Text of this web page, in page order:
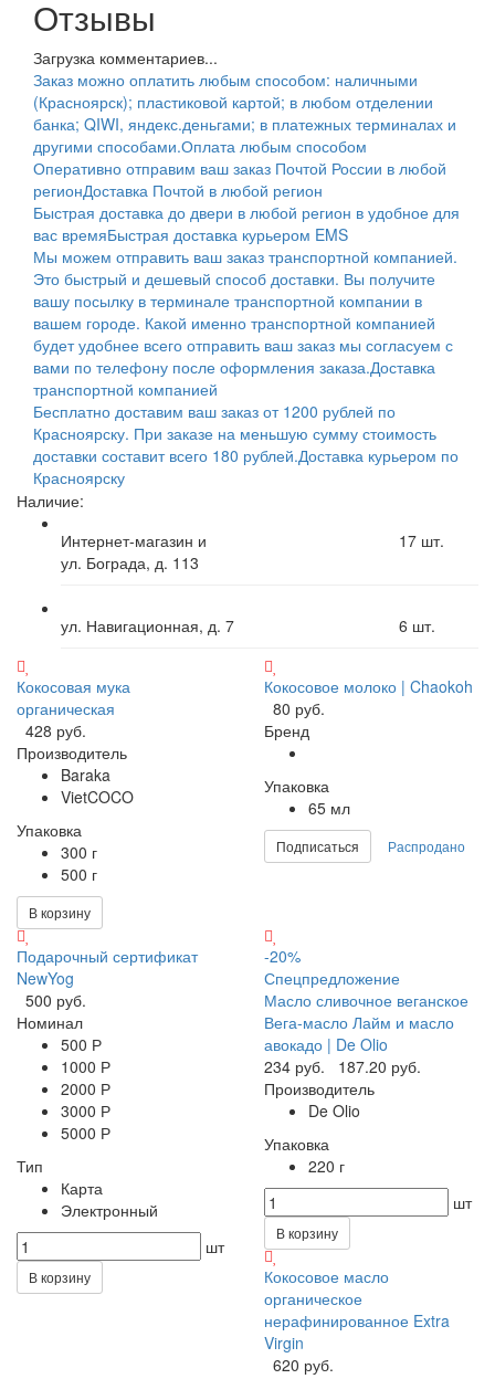
Отзывы
Загрузка комментариев...
Заказ можно оплатить любым способом: наличными
(Красноярск); пластиковой картой; в любом отделении
банка; QIWI, яндекс.деньгами; в платежных терминалах и
другими способами.Оплата любым способом
Оперативно отправим ваш заказ Почтой России в любой
регионДоставка Почтой в любой регион
Быстрая доставка до двери в любой регион в удобное для
вас времяБыстрая доставка курьером EMS
Мы можем отправить ваш заказ транспортной компанией.
Это быстрый и дешевый способ доставки. Вы получите
вашу посылку в терминале транспортной компании в
вашем городе. Какой именно транспортной компанией
будет удобнее всего отправить ваш заказ мы согласуем с
вами по телефону после оформления заказа.Доставка
транспортной компанией
Бесплатно доставим ваш заказ от 1200 рублей по
Красноярску. При заказе на меньшую сумму стоимость
доставки составит всего 180 рублей.Доставка курьером по
Красноярску
Наличие:
Интернет-магазин и
ул. Бограда, д. 113
17 шт.
ул. Навигационная, д. 7 6 шт.
Кокосовая мука
органическая
428 руб.
Производитель
Baraka
VietCOCO
Упаковка
300 г
500 г
В корзину
Кокосовое молоко | Chaokoh
80 руб.
Бренд
Упаковка
65 мл
Подписаться Распродано
Подарочный сертификат
NewYog
500 руб.
Номинал
500 Р
1000 Р
2000 Р
3000 Р
5000 Р
Тип
Карта
Электронный
шт
В корзину
-20%
Спецпредложение
Масло сливочное веганское
Вега-масло Лайм и масло
авокадо | De Olio
234 руб.
187.20 руб.
Производитель
De Olio
Упаковка
220 г
шт
В корзину
Кокосовое масло
органическое
нерафинированное Extra
Virgin
620 руб.